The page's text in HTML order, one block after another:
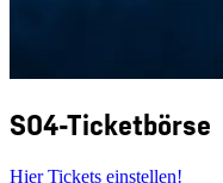
S04-Ticketbörse
Hier Tickets einstellen!